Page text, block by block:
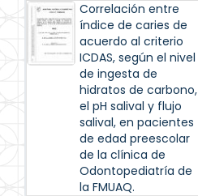
Correlación entre
índice de caries de
acuerdo al criterio
ICDAS, según el nivel
de ingesta de
hidratos de carbono,
el pH salival y flujo
salival, en pacientes
de edad preescolar
de la clínica de
Odontopediatría de
la FMUAQ.